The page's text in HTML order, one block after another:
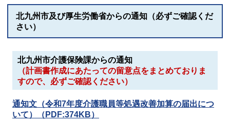
北九州市及び厚生労働省からの通知（必ずご確認くだ
さい）
北九州市介護保険課からの通知
（計画書作成にあたっての留意点をまとめておりま
すので、必ずご確認ください）
通知文（令和7年度介護職員等処遇改善加算の届出につ
いて）（PDF:374KB）